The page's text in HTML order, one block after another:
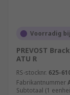
Voorradig
PREVOST
ATU R
RS-stocknr. 625-
Fabrikantnummer
Subtotaal (1